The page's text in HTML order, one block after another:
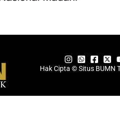
Hak Cipta © Situs BUMN